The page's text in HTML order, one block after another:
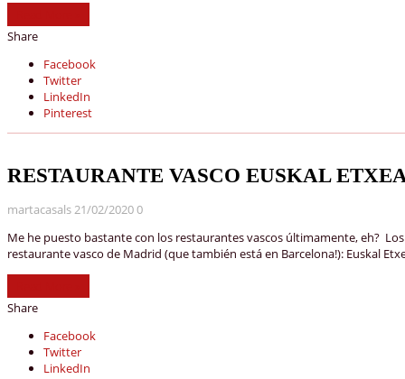
Share
Facebook
Twitter
LinkedIn
Pinterest
RESTAURANTE VASCO EUSKAL
martacasals21/02/20200
Me he puesto bastante con los restaurantes vascos últimamente, eh?
restaurante vasco de Madrid (que también está en Barcelona!): Euskal
Share
Facebook
Twitter
LinkedIn